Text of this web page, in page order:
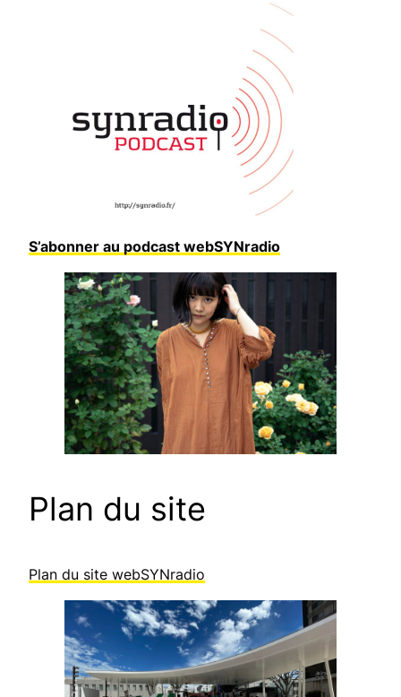
S’abonner au podcast webSYNradio
Plan du site
Plan du site webSYNradio